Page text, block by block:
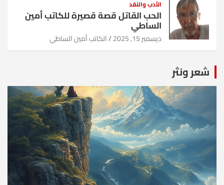
الأدب والنقد
الحب القاتل قصة قصيرة للكاتب أمين
الساطي
ديسمبر 15, 2025 الكاتب أمين الساطي
شعر ونثر